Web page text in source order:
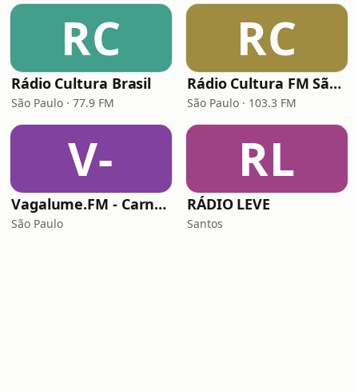
RC
Rádio Cultura Brasil
São Paulo · 77.9 FM
RC
Rádio Cultura FM São Paulo
São Paulo · 103.3 FM
V-
Vagalume.FM - Carnaval (Clássicos)
São Paulo
RL
RÁDIO LEVE
Santos